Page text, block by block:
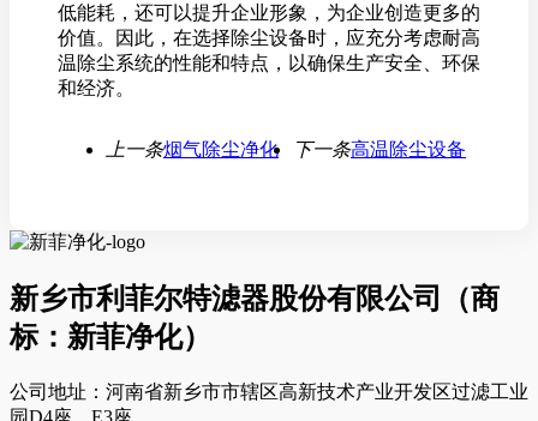
低能耗，还可以提升企业形象，为企业创造更多的
价值。因此，在选择除尘设备时，应充分考虑耐高
温除尘系统的性能和特点，以确保生产安全、环保
和经济。
上一条烟气除尘净化 下一条高温除尘设备
新乡市利菲尔特滤器股份有限公司（商
标：新菲净化）
公司地址：河南省新乡市市辖区高新技术产业开发区过滤工业
园D4座、E3座